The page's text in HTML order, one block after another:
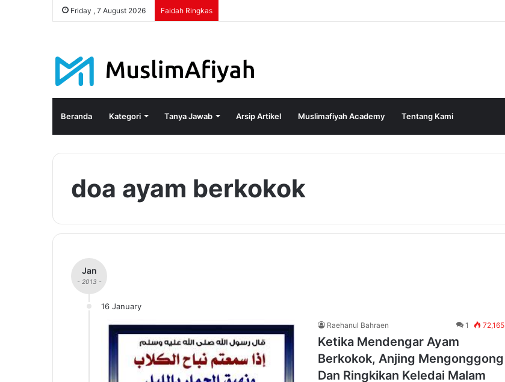
Friday , 7 August 2026 Faidah Ringkas
Beranda Kategori Tanya Jawab Arsip Artikel Muslimafiyah Academy Tentang Kami
doa ayam berkokok
Jan
- 2013 -
16 January
Raehanul Bahraen 1 72,165
Ketika Mendengar Ayam
Berkokok, Anjing Mengonggong
Dan Ringkikan Keledai Malam